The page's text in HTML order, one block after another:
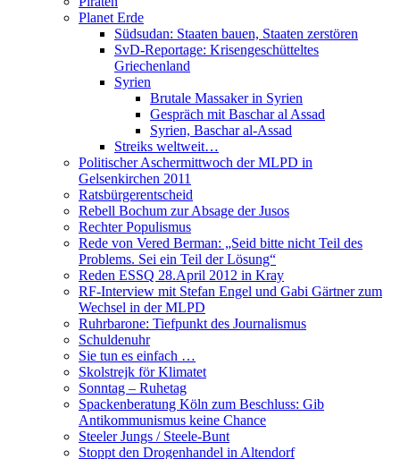
Planet Erde
Südsudan: Staaten bauen, Staaten zerstören
SvD-Reportage: Krisengeschütteltes
Griechenland
Syrien
Brutale Massaker in Syrien
Gespräch mit Baschar al Assad
Syrien, Baschar al-Assad
Streiks weltweit…
Politischer Aschermittwoch der MLPD in
Gelsenkirchen 2011
Ratsbürgerentscheid
Rebell Bochum zur Absage der Jusos
Rechter Populismus
Rede von Vered Berman: „Seid bitte nicht Teil des
Problems. Sei ein Teil der Lösung“
Reden ESSQ 28.April 2012 in Kray
RF-Interview mit Stefan Engel und Gabi Gärtner zum
Wechsel in der MLPD
Ruhrbarone: Tiefpunkt des Journalismus
Schuldenuhr
Sie tun es einfach …
Skolstrejk för Klimatet
Sonntag – Ruhetag
Spackenberatung Köln zum Beschluss: Gib
Antikommunismus keine Chance
Steeler Jungs / Steele-Bunt
Stoppt den Drogenhandel in Altendorf